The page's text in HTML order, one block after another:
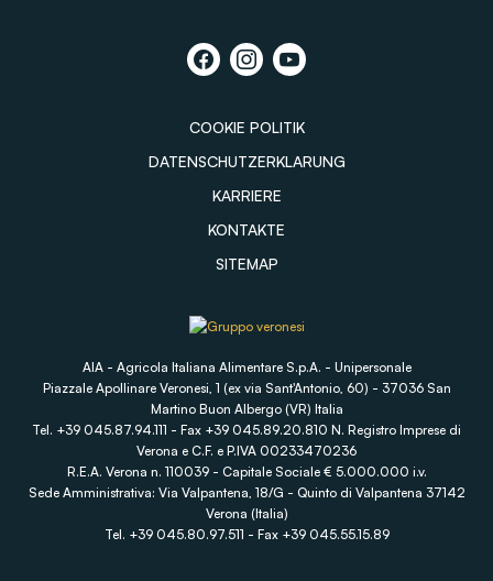
COOKIE POLITIK
DATENSCHUTZERKLARUNG
KARRIERE
KONTAKTE
SITEMAP
AIA - Agricola Italiana Alimentare S.p.A. - Unipersonale
Piazzale Apollinare Veronesi, 1 (ex via Sant'Antonio, 60) - 37036 San
Martino Buon Albergo (VR) Italia
Tel. +39 045.87.94.111 - Fax +39 045.89.20.810 N. Registro Imprese di
Verona e C.F. e P.IVA 00233470236
R.E.A. Verona n. 110039 - Capitale Sociale € 5.000.000 i.v.
Sede Amministrativa: Via Valpantena, 18/G - Quinto di Valpantena 37142
Verona (Italia)
Tel. +39 045.80.97.511 - Fax +39 045.55.15.89